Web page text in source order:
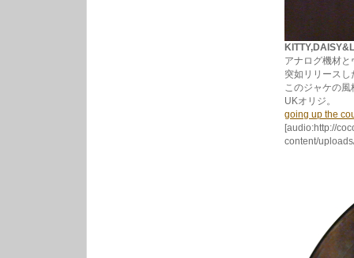
アナログ機材
突如リリースし
このジャケの
UKオリジ。
going up the
[audio:http://
content/